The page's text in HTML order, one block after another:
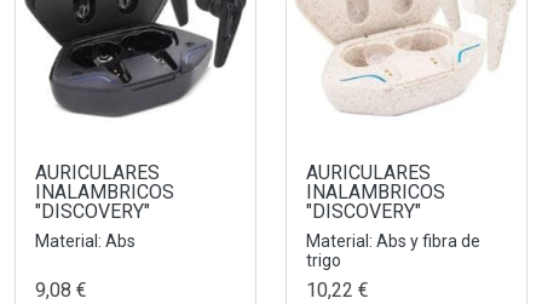
AURICULARES
INALAMBRICOS
"DISCOVERY"
Material: Abs
9,08 €
AURICULARES
INALAMBRICOS
"DISCOVERY"
Material: Abs y fibra de
trigo
10,22 €